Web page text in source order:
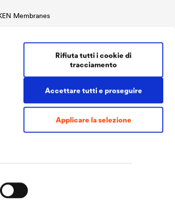
Accettare tutti e proseguire
Applicare la selezione
Rifiuta tutti i cookie di
tracciamento
Membranes